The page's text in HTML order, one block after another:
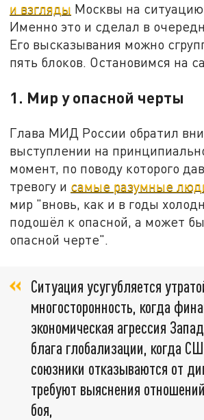
и взгляды Москвы на
Именно это и сделал в
Его высказывания можно
пять блоков. Остановимся на
1. Мир у опасной черты
Глава МИД России обратил
выступлении на
момент, по поводу которого
тревогу и самые разумные
мир "вновь, как и в годы
подошёл к опасной, а может
опасной черте".
Ситуация усугубляется
многосторонность, когда
экономическая агрессия
блага глобализации, когда
союзники отказываются от
требуют выяснения
боя,